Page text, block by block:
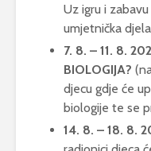
Uz igru i
umjetnička
7. 8. – 11. 8.
BIOLOGIJA?
djecu gdje će
biologije te se
14. 8. – 18. 8.